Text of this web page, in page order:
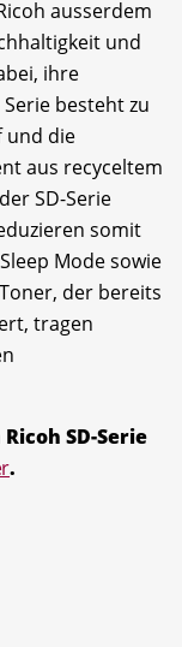
ausserdem
und
ihre
besteht zu
und die
aus recyceltem
SD-Serie
somit
Mode sowie
der bereits
tragen
SD-Serie
.